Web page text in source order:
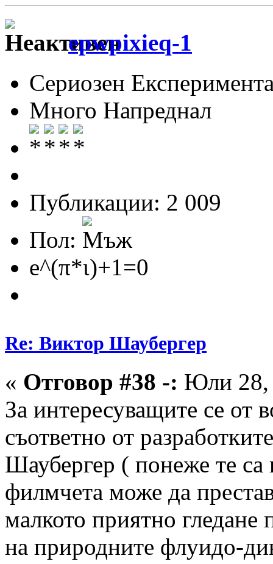
epwpixieq-1
Сериозен
Много Напреднал
Публикации: 2 009
Пол:
e^(π*ι)+1=0
Re: Виктор Шаубергер
« Отговор #38 -: Юли 28,
За интересуващите се от
съответно от
Шаубергер ( понеже те
филмчета може да
малкото приятно гледане
на природните флуидо-